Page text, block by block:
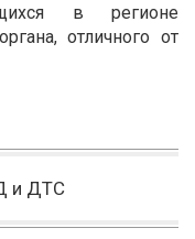
в регионе
отличного от
и ДТС